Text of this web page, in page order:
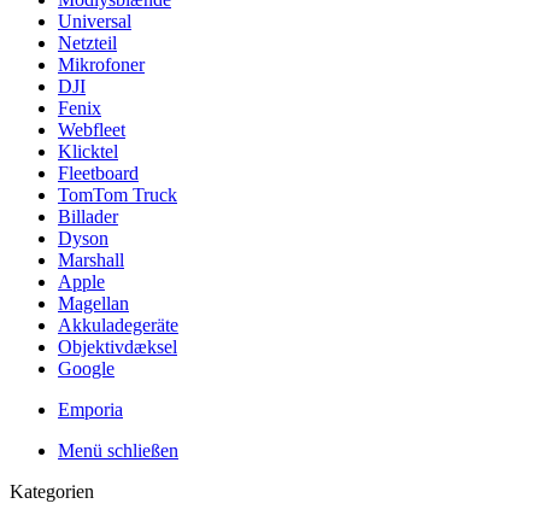
Universal
Netzteil
Mikrofoner
DJI
Fenix
Webfleet
Klicktel
Fleetboard
TomTom Truck
Billader
Dyson
Marshall
Apple
Magellan
Akkuladegeräte
Objektivdæksel
Google
Emporia
Menü schließen
Kategorien